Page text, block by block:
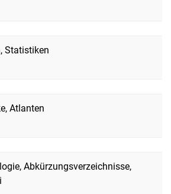
Statistiken
Atlanten
Abkürzungsverzeichnisse,